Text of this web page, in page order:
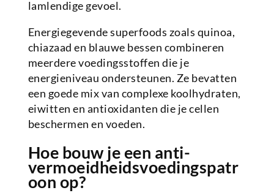
lamlendige gevoel.
Energiegevende superfoods zoals quinoa,
chiazaad en blauwe bessen combineren
meerdere voedingsstoffen die je
energieniveau ondersteunen. Ze bevatten
een goede mix van complexe koolhydraten,
eiwitten en antioxidanten die je cellen
beschermen en voeden.
Hoe bouw je een anti-
vermoeidheidsvoedingspatr
oon op?